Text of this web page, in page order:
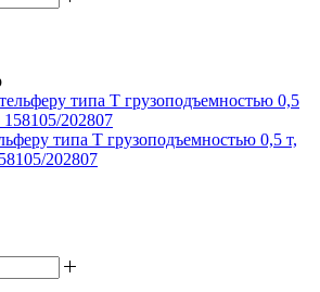
типа Т грузоподъемностью 0,5 т,
202807